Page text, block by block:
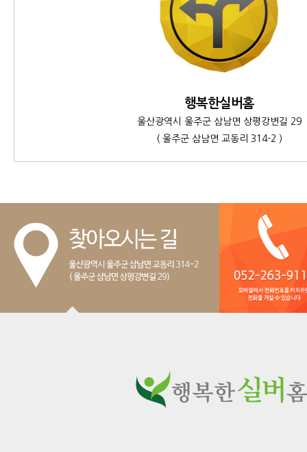
행복한실버홈
울산광역시 울주군 삼남면 상평강변길 29
( 울주군 삼남면 교동리 314-2 )